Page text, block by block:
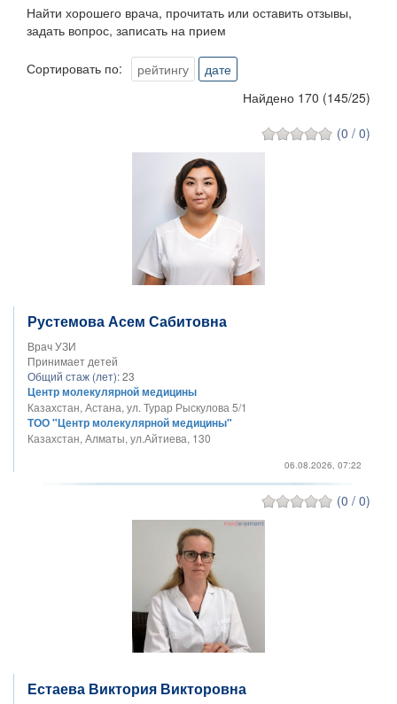
Найти хорошего врача, прочитать или оставить отзывы,
задать вопрос, записать на прием
Сортировать по: рейтингу
дате
Найдено 170 (145/25)
(0 / 0)
Рустемова Асем Сабитовна
Врач УЗИ
Принимает детей
Общий стаж (лет):23
Центр молекулярной медицины
Казахстан, Астана, ул. Турар Рыскулова 5/1
ТОО "Центр молекулярной медицины"
Казахстан, Алматы, ул.Айтиева, 130
06.08.2026, 07:22
(0 / 0)
Естаева Виктория Викторовна